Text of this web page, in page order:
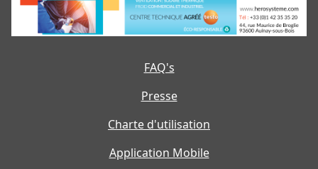
FAQ's
Presse
Charte d'utilisation
Application Mobile